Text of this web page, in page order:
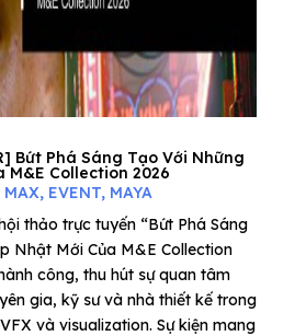
Bứt Phá Sáng Tạo Với Những
M&E Collection 2026
MAX, EVENT, MAYA
thảo trực tuyến “Bứt Phá Sáng
Nhật Mới Của M&E Collection
công, thu hút sự quan tâm
gia, kỹ sư và nhà thiết kế trong
và visualization. Sự kiện mang